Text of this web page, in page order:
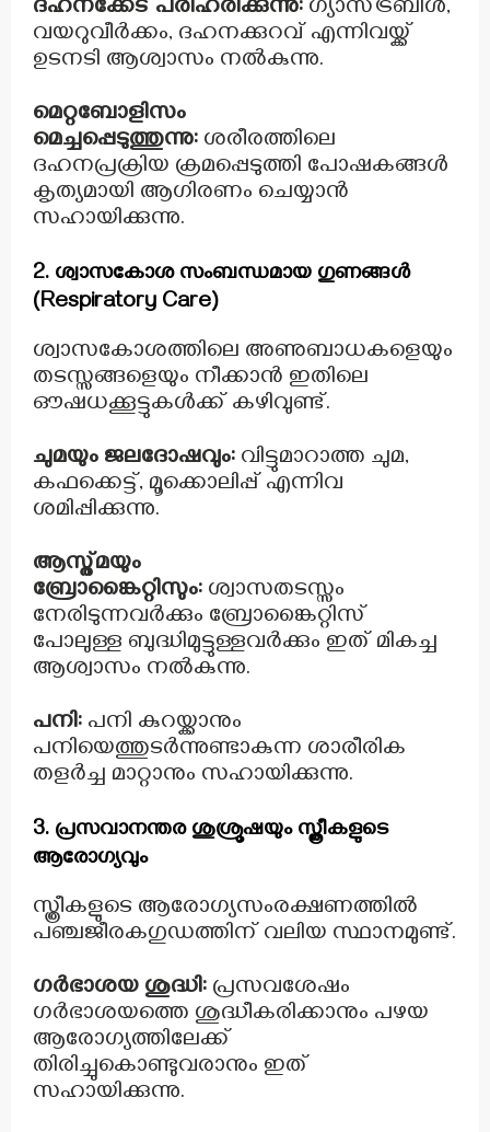
ദഹനക്കേട് പരിഹരിക്കുന്നു: ഗ്യാസ്ട്രബിൾ,
വയറുവീർക്കം, ദഹനക്കുറവ് എന്നിവയ്ക്ക്
ഉടനടി ആശ്വാസം നൽകുന്നു.
മെറ്റബോളിസം
മെച്ചപ്പെടുത്തുന്നു: ശരീരത്തിലെ
ദഹനപ്രക്രിയ ക്രമപ്പെടുത്തി പോഷകങ്ങൾ
കൃത്യമായി ആഗിരണം ചെയ്യാൻ
സഹായിക്കുന്നു.
2. ശ്വാസകോശ സംബന്ധമായ ഗുണങ്ങൾ
(Respiratory Care)
ശ്വാസകോശത്തിലെ അണുബാധകളെയും
തടസ്സങ്ങളെയും നീക്കാൻ ഇതിലെ
ഔഷധക്കൂട്ടുകൾക്ക് കഴിവുണ്ട്.
ചുമയും ജലദോഷവും: വിട്ടുമാറാത്ത ചുമ,
കഫക്കെട്ട്, മൂക്കൊലിപ്പ് എന്നിവ
ശമിപ്പിക്കുന്നു.
ആസ്ത്മയും
ബ്രോങ്കൈറ്റിസും: ശ്വാസതടസ്സം
നേരിടുന്നവർക്കും ബ്രോങ്കൈറ്റിസ്
പോലുള്ള ബുദ്ധിമുട്ടുള്ളവർക്കും ഇത് മികച്ച
ആശ്വാസം നൽകുന്നു.
പനി: പനി കുറയ്ക്കാനും
പനിയെത്തുടർന്നുണ്ടാകുന്ന ശാരീരിക
തളർച്ച മാറ്റാനും സഹായിക്കുന്നു.
3. പ്രസവാനന്തര ശുശ്രൂഷയും സ്ത്രീകളുടെ
ആരോഗ്യവും
സ്ത്രീകളുടെ ആരോഗ്യസംരക്ഷണത്തിൽ
പഞ്ചജീരകഗുഡത്തിന് വലിയ സ്ഥാനമുണ്ട്.
ഗർഭാശയ ശുദ്ധി: പ്രസവശേഷം
ഗർഭാശയത്തെ ശുദ്ധീകരിക്കാനും പഴയ
ആരോഗ്യത്തിലേക്ക്
തിരിച്ചുകൊണ്ടുവരാനും ഇത്
സഹായിക്കുന്നു.